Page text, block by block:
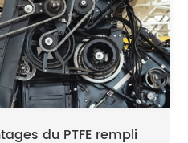
du PTFE rempli